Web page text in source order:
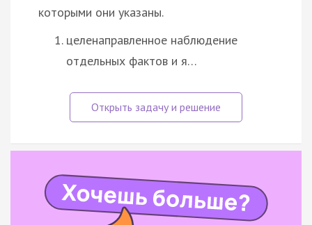
которыми они указаны.
целенаправленное наблюдение
отдельных фактов и я…